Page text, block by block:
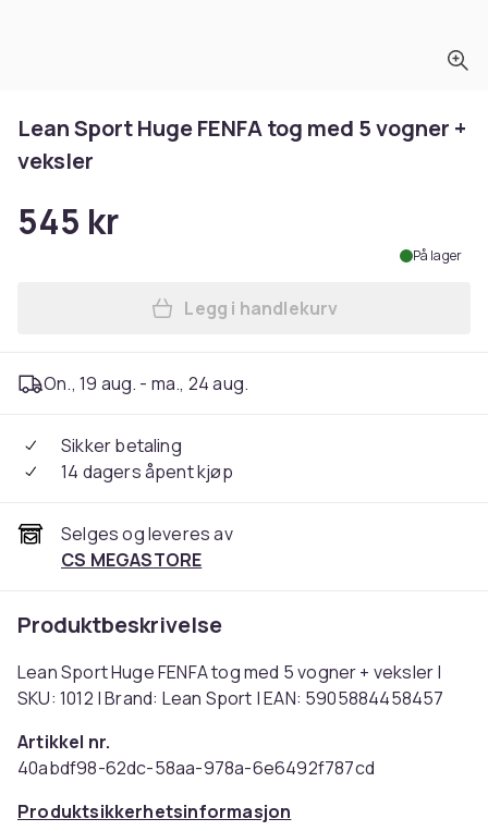
Lean Sport Huge FENFA tog med 5 vogner +
veksler
545 kr
På lager
Legg Lean Sport Huge
Legg i handlekurv
On., 19 aug. - ma., 24 aug.
Sikker betaling
14 dagers åpent kjøp
Selges og leveres av
CS MEGASTORE
Produktbeskrivelse
Lean Sport Huge FENFA tog med 5 vogner + veksler |
SKU: 1012 | Brand: Lean Sport | EAN: 5905884458457
Artikkel nr.
40abdf98-62dc-58aa-978a-6e6492f787cd
Produktsikkerhetsinformasjon